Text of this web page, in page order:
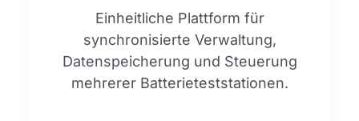
Einheitliche Plattform für
synchronisierte Verwaltung,
Datenspeicherung und Steuerung
mehrerer Batterieteststationen.